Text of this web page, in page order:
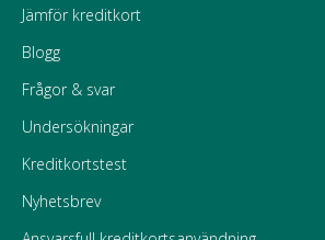
Jämför kreditkort
Blogg
Frågor & svar
Undersökningar
Kreditkortstest
Nyhetsbrev